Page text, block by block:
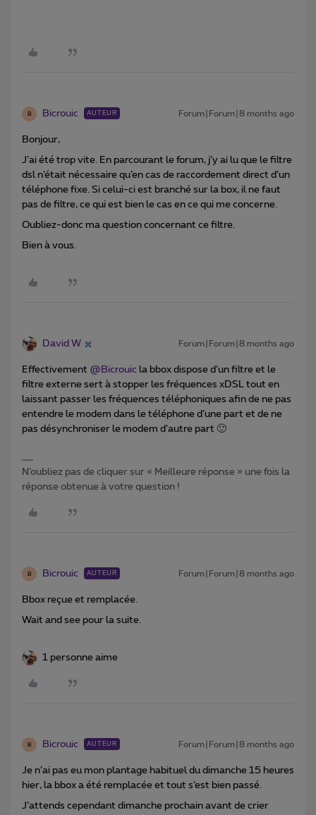
B Bicrouic AUTEUR Forum|Forum|8 months ago
Bonjour,
J’ai été trop vite. En parcourant le forum, j’y ai lu que le filtre
dsl n’était nécessaire qu’en cas de raccordement direct d’un
téléphone fixe. Si celui-ci est branché sur la box, il ne faut
pas de filtre, ce qui est bien le cas en ce qui me concerne.
Oubliez-donc ma question concernant ce filtre.
Bien à vous.
David W Forum|Forum|8 months ago
Effectivement ​ @Bicrouic la bbox dispose d’un filtre et le
filtre externe sert à stopper les fréquences xDSL tout en
laissant passer les fréquences téléphoniques afin de ne pas
entendre le modem dans le téléphone d’une part et de ne
pas désynchroniser le modem d’autre part 🙂
N’oubliez pas de cliquer sur « Meilleure réponse » une fois la
réponse obtenue à votre question !
B Bicrouic AUTEUR Forum|Forum|8 months ago
Bbox reçue et remplacée.
Wait and see pour la suite.
1 personne aime
B Bicrouic AUTEUR Forum|Forum|8 months ago
Je n’ai pas eu mon plantage habituel du dimanche 15 heures
hier, la bbox a été remplacée et tout s’est bien passé.
J’attends cependant dimanche prochain avant de crier